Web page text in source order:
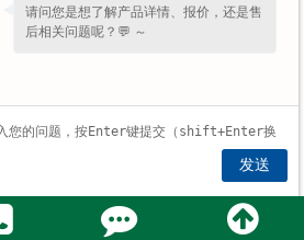
出现其他错误操作。
盘维修的小技巧
下一条：成都强力电磁吸盘为什么受到各大行业的欢迎
请问您是想了解产品详情、报价，还是售
后相关问题呢？💬 ～
发送